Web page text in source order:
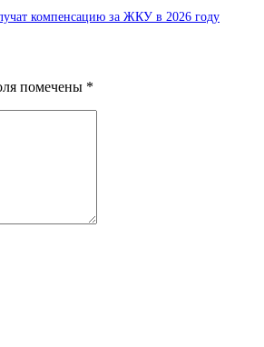
компенсацию за ЖКУ в 2026 году
помечены *